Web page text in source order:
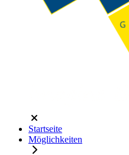
Startseite
Möglichkeiten